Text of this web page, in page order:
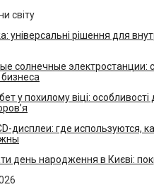
світу
універсальні рішення для
солнечные электростанции:
у похилому віці: особливості
дисплеи: где используются,
день народження в Києві: